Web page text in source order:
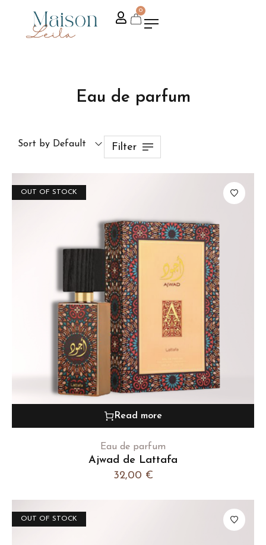
0
Eau de parfum
Sort by Default Filter
OUT OF STOCK
Read more
Eau de parfum
Ajwad de Lattafa
32,00 €
OUT OF STOCK